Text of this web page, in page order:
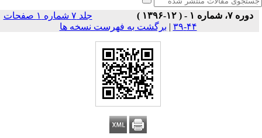
دوره ۷، شماره ۱ - ( ۱۲-۱۳۹۶ )
جلد ۷ شماره ۱ صفحات
۴۴-۳۹
| برگشت به فهرست نسخه ها